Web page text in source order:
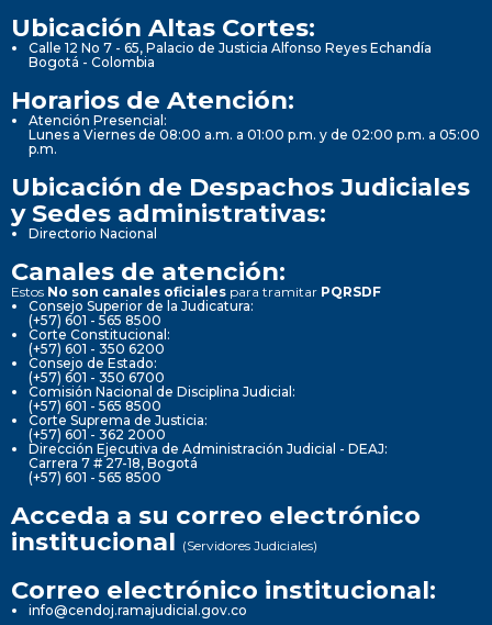
Ubicación Altas Cortes:
Calle 12 No 7 - 65, Palacio de Justicia Alfonso Reyes Echandía
Bogotá - Colombia
Horarios de Atención:
Atención Presencial:
Lunes a Viernes de 08:00 a.m. a 01:00 p.m. y de 02:00 p.m. a 05:00
p.m.
Ubicación de Despachos Judiciales
y Sedes administrativas:
Directorio Nacional
Canales de atención:
Estos No son canales oficiales para tramitar PQRSDF
Consejo Superior de la Judicatura:
(+57) 601 - 565 8500
Corte Constitucional:
(+57) 601 - 350 6200
Consejo de Estado:
(+57) 601 - 350 6700
Comisión Nacional de Disciplina Judicial:
(+57) 601 - 565 8500
Corte Suprema de Justicia:
(+57) 601 - 362 2000
Dirección Ejecutiva de Administración Judicial - DEAJ:
Carrera 7 # 27-18, Bogotá
(+57) 601 - 565 8500
Acceda a su correo electrónico
institucional (Servidores Judiciales)
Correo electrónico institucional:
info@cendoj.ramajudicial.gov.co